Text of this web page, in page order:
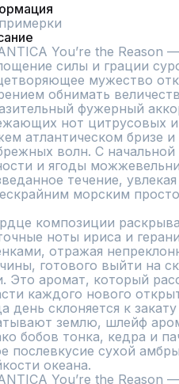
You’re the Reason
силы и грации
мужество
обнимать
фужерный
нот цитрусовых
атлантическом бризе
волн. С
и ягоды
течение,
морским
композиции
ноты ириса и
отражая
готового выйти на
Это аромат, который
каждого нового
день склоняется к
землю, шлейф
бобов тонка, кедра и
послевкусие сухой
океана.
You’re the Reason